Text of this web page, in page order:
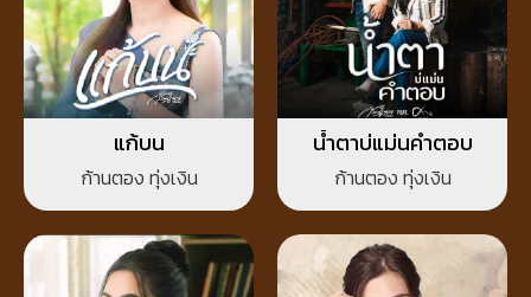
แก้บน
ก้านตอง ทุ่งเงิน
น้ำตาบ่แม่นคำตอบ
ก้านตอง ทุ่งเงิน